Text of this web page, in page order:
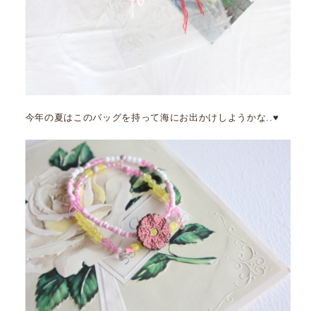
今年の夏はこのバッグを持って海にお出かけしようかな..♥